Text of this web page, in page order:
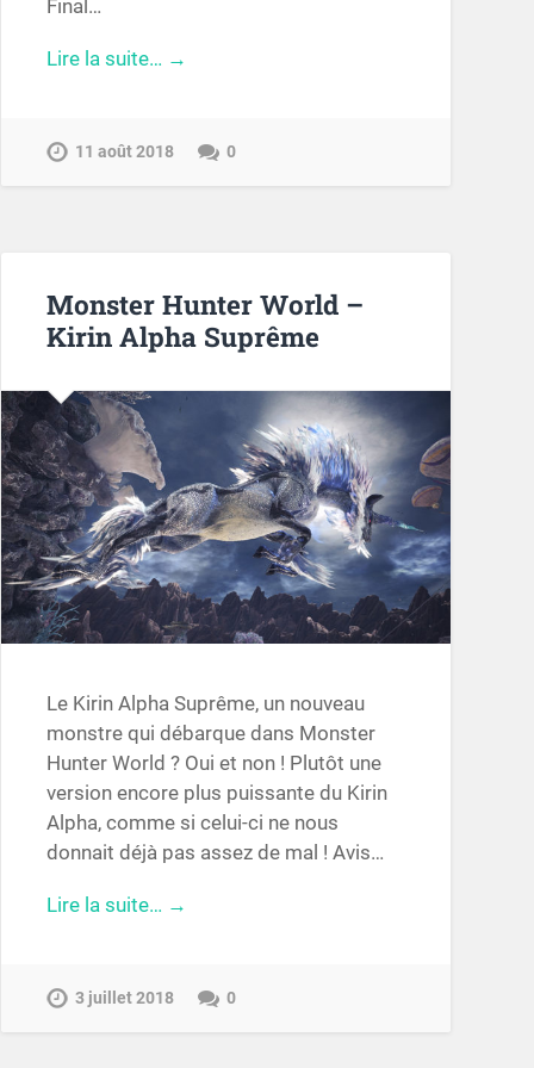
Final…
Lire la suite… →
11 août 2018 0
Monster Hunter World –
Kirin Alpha Suprême
Le Kirin Alpha Suprême, un nouveau
monstre qui débarque dans Monster
Hunter World ? Oui et non ! Plutôt une
version encore plus puissante du Kirin
Alpha, comme si celui-ci ne nous
donnait déjà pas assez de mal ! Avis…
Lire la suite… →
3 juillet 2018 0